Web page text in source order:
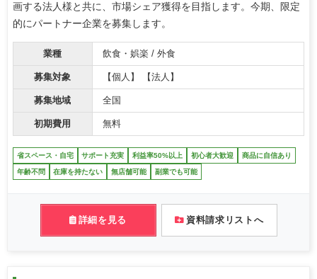
画する法人様と共に、市場シェア獲得を目指します。今期、限定
的にパートナー企業を募集します。
業種 飲食・娯楽 / 外食
募集対象 【個人】 【法人】
募集地域 全国
初期費用 無料
省スペース・自宅 サポート充実 利益率50%以上 初心者大歓迎 商品に自信あり
年齢不問 在庫を持たない 無店舗可能 副業でも可能
詳細を見る 資料請求リストへ